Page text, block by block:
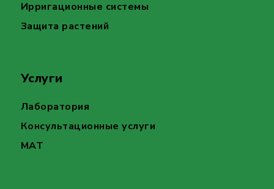
Ирригационные системы
Защита растений
Услуги
Лаборатория
Консультационные услуги
MAT